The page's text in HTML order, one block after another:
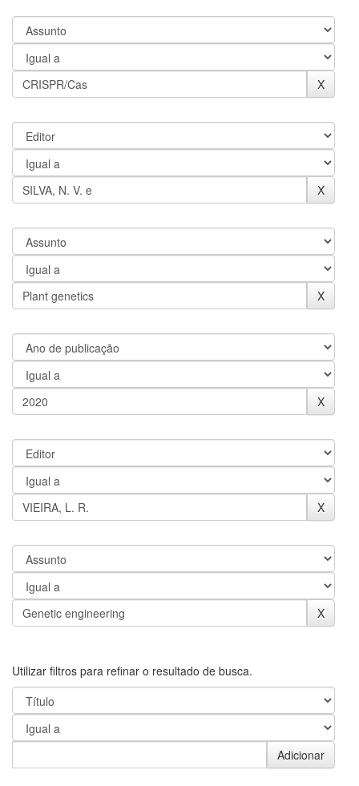
Utilizar filtros para refinar o resultado de busca.